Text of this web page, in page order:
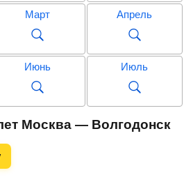
Март Апрель
Июнь Июль
Сентябрь
Москва — Волгодонск